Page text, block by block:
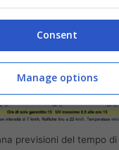
previsioni del tempo di
Consent
Manage options